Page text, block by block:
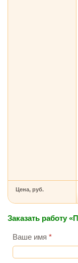
Цена, руб.
Заказать работу
Ваше имя *